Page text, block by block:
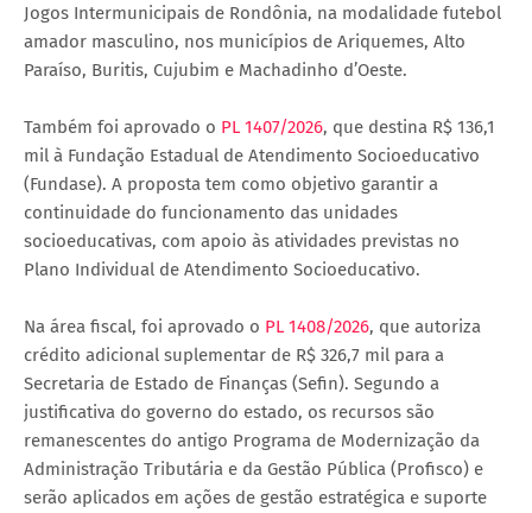
Jogos Intermunicipais de Rondônia, na modalidade futebol
amador masculino, nos municípios de Ariquemes, Alto
Paraíso, Buritis, Cujubim e Machadinho d’Oeste.
Também foi aprovado o PL 1407/2026, que destina R$ 136,1
mil à Fundação Estadual de Atendimento Socioeducativo
(Fundase). A proposta tem como objetivo garantir a
continuidade do funcionamento das unidades
socioeducativas, com apoio às atividades previstas no
Plano Individual de Atendimento Socioeducativo.
Na área fiscal, foi aprovado o PL 1408/2026, que autoriza
crédito adicional suplementar de R$ 326,7 mil para a
Secretaria de Estado de Finanças (Sefin). Segundo a
justificativa do governo do estado, os recursos são
remanescentes do antigo Programa de Modernização da
Administração Tributária e da Gestão Pública (Profisco) e
serão aplicados em ações de gestão estratégica e suporte